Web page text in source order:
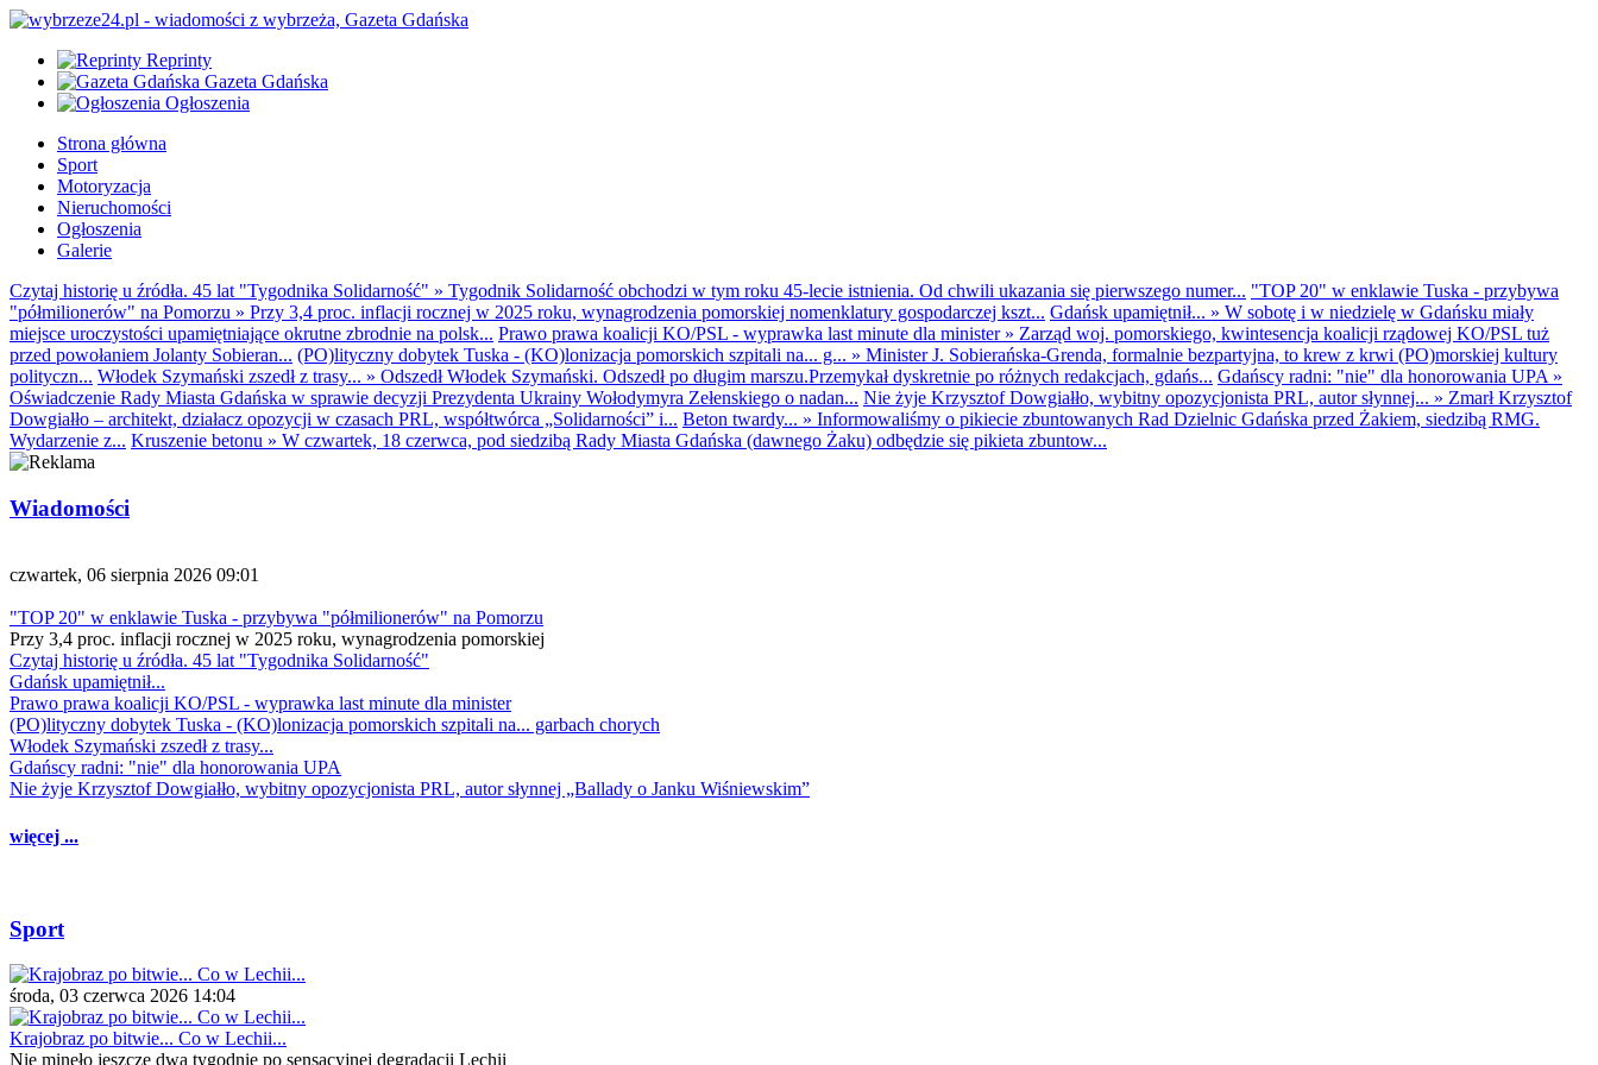
Reprinty
Gazeta Gdańska
Ogłoszenia
Strona główna
Sport
Motoryzacja
Nieruchomości
Ogłoszenia
Galerie
Czytaj historię u źródła. 45 lat "Tygodnika Solidarność" » Tygodnik Solidarność obchodzi w tym roku 45-lecie istnienia. Od chwili ukazania się pierwszego numer... "TOP 20" w enklawie Tuska - przybywa
"półmilionerów" na Pomorzu » Przy 3,4 proc. inflacji rocznej w 2025 roku, wynagrodzenia pomorskiej nomenklatury gospodarczej kszt... Gdańsk upamiętnił... » W sobotę i w niedzielę w Gdańsku miały
miejsce uroczystości upamiętniające okrutne zbrodnie na polsk... Prawo prawa koalicji KO/PSL - wyprawka last minute dla minister» Zarząd woj. pomorskiego, kwintesencja koalicji rządowej KO/PSL tuż
przed powołaniem Jolanty Sobieran... (PO)lityczny dobytek Tuska - (KO)lonizacja pomorskich szpitali na... g... » Minister J. Sobierańska-Grenda, formalnie bezpartyjna, to krew z krwi (PO)morskiej kultury
polityczn... Włodek Szymański zszedł z trasy... » Odszedł Włodek Szymański. Odszedł po długim marszu.Przemykał dyskretnie po różnych redakcjach, gdańs... Gdańscy radni: "nie" dla honorowania UPA »
Oświadczenie Rady Miasta Gdańska w sprawie decyzji Prezydenta Ukrainy Wołodymyra Zełenskiego o nadan... Nie żyje Krzysztof Dowgiałło, wybitny opozycjonista PRL, autor słynnej... » Zmarł Krzysztof
Dowgiałło – architekt, działacz opozycji w czasach PRL, współtwórca „Solidarności” i... Beton twardy... » Informowaliśmy o pikiecie zbuntowanych Rad Dzielnic Gdańska przed Żakiem, siedzibą RMG.
Wydarzenie z... Kruszenie betonu » W czwartek, 18 czerwca, pod siedzibą Rady Miasta Gdańska (dawnego Żaku) odbędzie się pikieta zbuntow...
Wiadomości
czwartek, 06 sierpnia 2026 09:01
"TOP 20" w enklawie Tuska - przybywa "półmilionerów" na Pomorzu
Przy 3,4 proc. inflacji rocznej w 2025 roku, wynagrodzenia pomorskiej
Czytaj historię u źródła. 45 lat "Tygodnika Solidarność"
Gdańsk upamiętnił...
Prawo prawa koalicji KO/PSL - wyprawka last minute dla minister
(PO)lityczny dobytek Tuska - (KO)lonizacja pomorskich szpitali na... garbach chorych
Włodek Szymański zszedł z trasy...
Gdańscy radni: "nie" dla honorowania UPA
Nie żyje Krzysztof Dowgiałło, wybitny opozycjonista PRL, autor słynnej „Ballady o Janku Wiśniewskim”
więcej ...
Sport
środa, 03 czerwca 2026 14:04
Krajobraz po bitwie... Co w Lechii...
Nie minęło jeszcze dwa tygodnie po sensacyjnej degradacji Lechii